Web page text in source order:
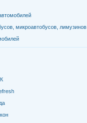
микроавтобусов, лимузинов